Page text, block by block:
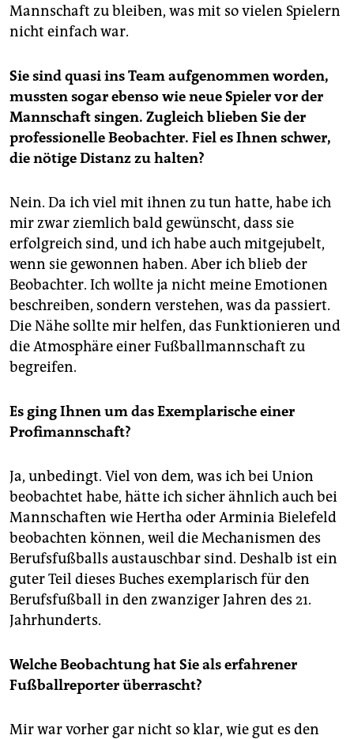
Mannschaft zu bleiben, was mit so vielen Spielern
nicht einfach war.
Sie sind quasi ins Team aufgenommen worden,
mussten sogar ebenso wie neue Spieler vor der
Mannschaft singen. Zugleich blieben Sie der
professionelle Beobachter. Fiel es Ihnen schwer,
die nötige Distanz zu halten?
Nein. Da ich viel mit ihnen zu tun hatte, habe ich
mir zwar ziemlich bald gewünscht, dass sie
erfolgreich sind, und ich habe auch mitgejubelt,
wenn sie gewonnen haben. Aber ich blieb der
Beobachter. Ich wollte ja nicht meine Emotionen
beschreiben, sondern verstehen, was da passiert.
Die Nähe sollte mir helfen, das Funktionieren und
die Atmosphäre einer Fußballmannschaft zu
begreifen.
Es ging Ihnen um das Exemplarische einer
Profimannschaft?
Ja, unbedingt. Viel von dem, was ich bei Union
beobachtet habe, hätte ich sicher ähnlich auch bei
Mannschaften wie Hertha oder Arminia Bielefeld
beobachten können, weil die Mechanismen des
Berufsfußballs austauschbar sind. Deshalb ist ein
guter Teil dieses Buches exemplarisch für den
Berufsfußball in den zwanziger Jahren des 21.
Jahrhunderts.
Welche Beobachtung hat Sie als erfahrener
Fußballreporter überrascht?
Mir war vorher gar nicht so klar, wie gut es den